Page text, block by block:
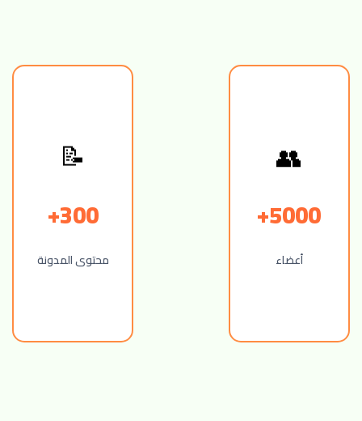
👥
5000+
أعضاء
📝
300+
محتوى المدونة